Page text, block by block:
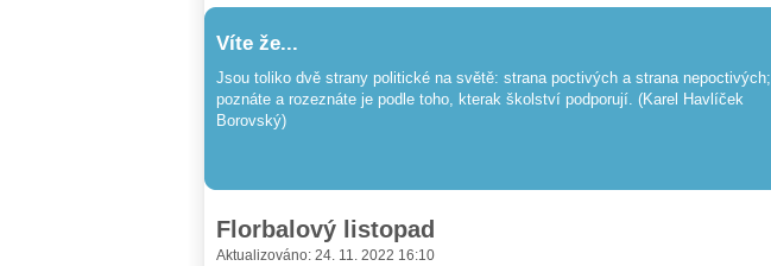
Víte že...
Jsou toliko dvě strany politické na světě: strana poctivých a strana nepoctivých;
poznáte a rozeznáte je podle toho, kterak školství podporují. (Karel Havlíček
Borovský)
Florbalový listopad
Aktualizováno: 24. 11. 2022 16:10